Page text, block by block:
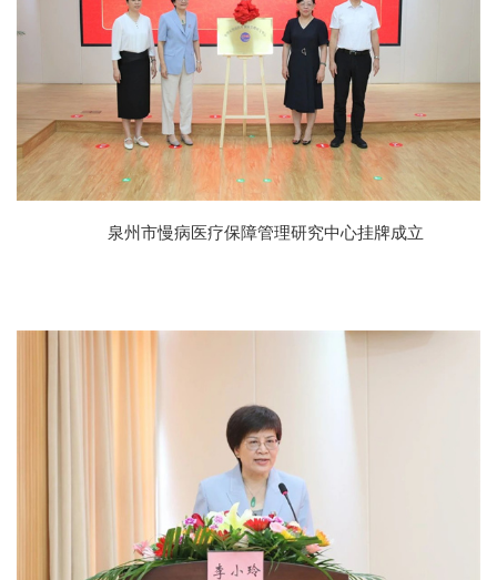
泉州市慢病医疗保障管理研究中心挂牌成立